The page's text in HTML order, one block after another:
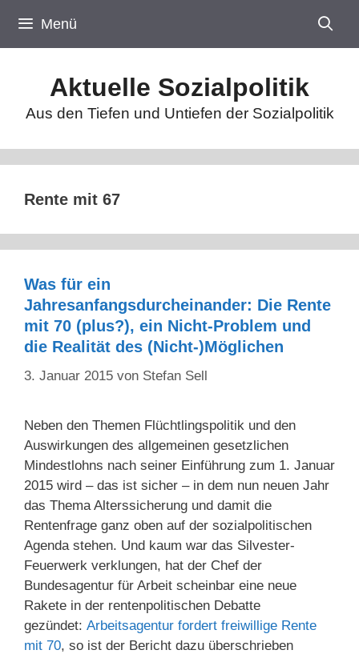
Inhalt
springen
Menü
Aktuelle Sozialpolitik
Aus den Tiefen und Untiefen der Sozialpolitik
Rente mit 67
Was für ein
Jahresanfangsdurcheinander: Die Rente
mit 70 (plus?), ein Nicht-Problem und
die Realität des (Nicht-)Möglichen
3. Januar 2015 von Stefan Sell
Neben den Themen Flüchtlingspolitik und den
Auswirkungen des allgemeinen gesetzlichen
Mindestlohns nach seiner Einführung zum 1. Januar
2015 wird – das ist sicher – in dem nun neuen Jahr
das Thema Alterssicherung und damit die
Rentenfrage ganz oben auf der sozialpolitischen
Agenda stehen. Und kaum war das Silvester-
Feuerwerk verklungen, hat der Chef der
Bundesagentur für Arbeit scheinbar eine neue
Rakete in der rentenpolitischen Debatte
gezündet: Arbeitsagentur fordert freiwillige Rente
mit 70, so ist der Bericht dazu überschrieben